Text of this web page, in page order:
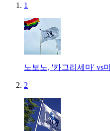
1
노보노, '카그리세마' vs
2